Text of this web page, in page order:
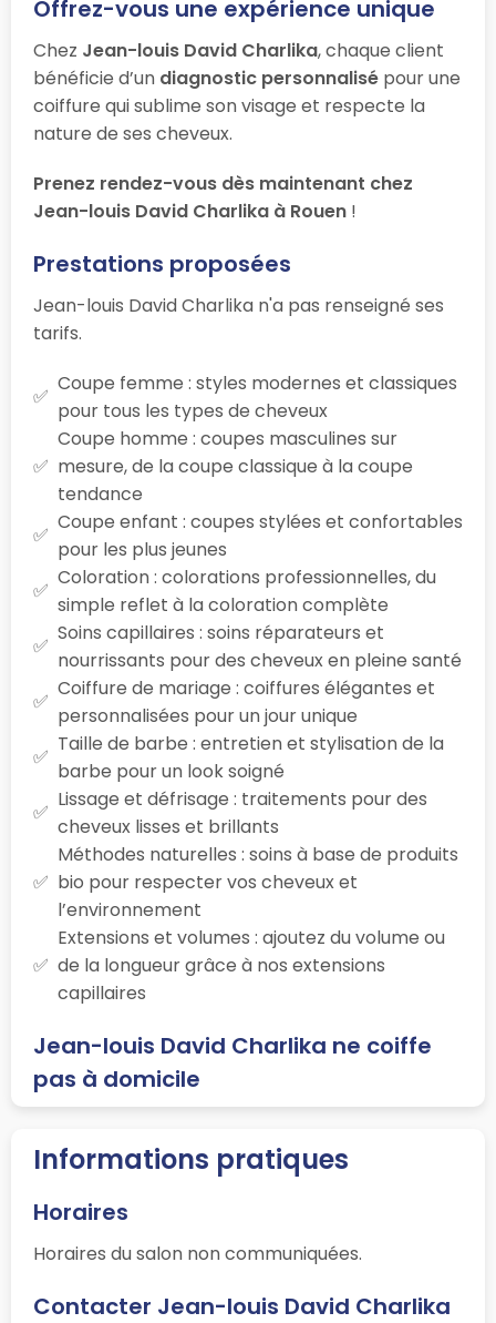
Offrez-vous une expérience unique
Chez Jean-louis David Charlika, chaque client
bénéficie d’un diagnostic personnalisé pour une
coiffure qui sublime son visage et respecte la
nature de ses cheveux.
Prenez rendez-vous dès maintenant chez
Jean-louis David Charlika à Rouen !
Prestations proposées
Jean-louis David Charlika n'a pas renseigné ses
tarifs.
Coupe femme : styles modernes et classiques
pour tous les types de cheveux
Coupe homme : coupes masculines sur
mesure, de la coupe classique à la coupe
tendance
Coupe enfant : coupes stylées et confortables
pour les plus jeunes
Coloration : colorations professionnelles, du
simple reflet à la coloration complète
Soins capillaires : soins réparateurs et
nourrissants pour des cheveux en pleine santé
Coiffure de mariage : coiffures élégantes et
personnalisées pour un jour unique
Taille de barbe : entretien et stylisation de la
barbe pour un look soigné
Lissage et défrisage : traitements pour des
cheveux lisses et brillants
Méthodes naturelles : soins à base de produits
bio pour respecter vos cheveux et
l’environnement
Extensions et volumes : ajoutez du volume ou
de la longueur grâce à nos extensions
capillaires
Jean-louis David Charlika ne coiffe
pas à domicile
Informations pratiques
Horaires
Horaires du salon non communiquées.
Contacter Jean-louis David Charlika